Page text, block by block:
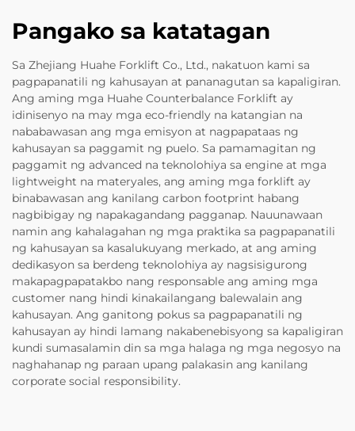
Pangako sa katatagan
Sa Zhejiang Huahe Forklift Co., Ltd., nakatuon kami sa
pagpapanatili ng kahusayan at pananagutan sa kapaligiran.
Ang aming mga Huahe Counterbalance Forklift ay
idinisenyo na may mga eco-friendly na katangian na
nababawasan ang mga emisyon at nagpapataas ng
kahusayan sa paggamit ng puelo. Sa pamamagitan ng
paggamit ng advanced na teknolohiya sa engine at mga
lightweight na materyales, ang aming mga forklift ay
binabawasan ang kanilang carbon footprint habang
nagbibigay ng napakagandang pagganap. Nauunawaan
namin ang kahalagahan ng mga praktika sa pagpapanatili
ng kahusayan sa kasalukuyang merkado, at ang aming
dedikasyon sa berdeng teknolohiya ay nagsisigurong
makapagpapatakbo nang responsable ang aming mga
customer nang hindi kinakailangang balewalain ang
kahusayan. Ang ganitong pokus sa pagpapanatili ng
kahusayan ay hindi lamang nakabenebisyong sa kapaligiran
kundi sumasalamin din sa mga halaga ng mga negosyo na
naghahanap ng paraan upang palakasin ang kanilang
corporate social responsibility.